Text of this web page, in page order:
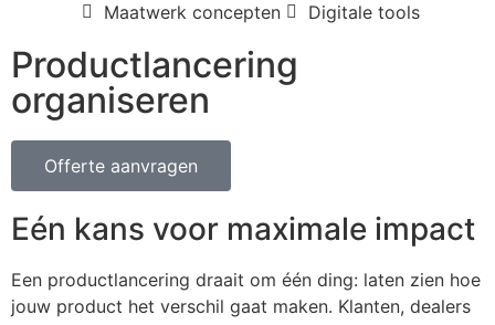
Maatwerk concepten
Digitale tools
Productlancering
organiseren
Offerte aanvragen
Eén kans voor maximale impact
Een productlancering draait om één ding: laten zien hoe
jouw product het verschil gaat maken. Klanten, dealers